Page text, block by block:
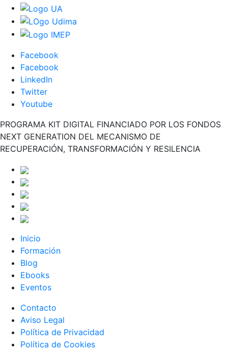
Facebook
Facebook
LinkedIn
Twitter
Youtube
PROGRAMA KIT DIGITAL FINANCIADO POR LOS FONDOS
NEXT GENERATION DEL MECANISMO DE
RECUPERACIÓN, TRANSFORMACIÓN Y RESILENCIA
Inicio
Formación
Blog
Ebooks
Eventos
Contacto
Aviso Legal
Política de Privacidad
Política de Cookies